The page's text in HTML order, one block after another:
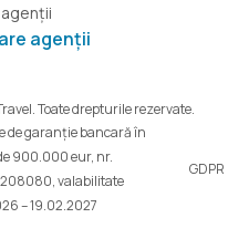
agenții
Toate drepturile rezervate.
de garanție bancară în
900.000 eur, nr.
valabilitate
– 19.02.2027
GDPR